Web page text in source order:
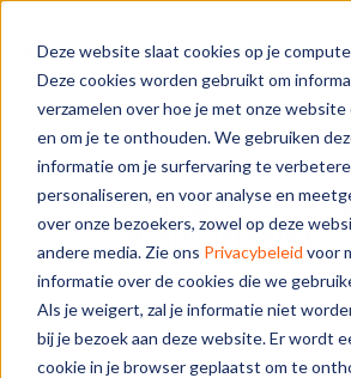
Deze website slaat cookies op je
Deze cookies worden gebruikt om
verzamelen over hoe je met onze website
en om je te onthouden. We gebruiken
informatie om je surfervaring te
personaliseren, en voor analyse en
over onze bezoekers, zowel op deze
andere media. Zie ons Privacybeleid voor
informatie over de cookies die we
Als je weigert, zal je informatie niet
bij je bezoek aan deze website. Er wordt
cookie in je browser geplaatst om te
Home Artikelen De onepager is transparant
De onepager is
bespaart ons
17 januari 2023 Artikelen